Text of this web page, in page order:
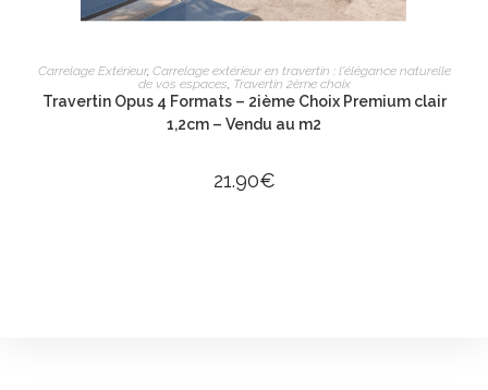
AJOUTER AU PANIER
Carrelage Extérieur, Carrelage extérieur en travertin : l'élégance naturelle
de vos espaces, Travertin 2ème choix
Travertin Opus 4 Formats – 2ième Choix Premium clair
1,2cm – Vendu au m2
21.90€